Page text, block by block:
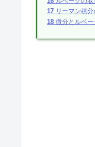
17 リーマン積
18 微分とルベ